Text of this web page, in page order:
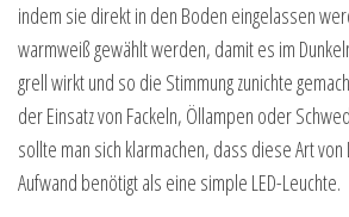
indem sie direkt in den Boden eingelassen
warmweiß gewählt werden, damit es im
grell wirkt und so die Stimmung zunichte
der Einsatz von Fackeln, Öllampen oder
sollte man sich klarmachen, dass diese Art
Aufwand benötigt als eine simple LED-Leuchte.